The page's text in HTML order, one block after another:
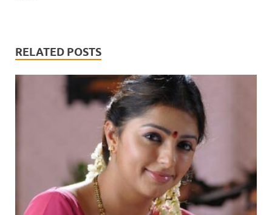
RELATED POSTS